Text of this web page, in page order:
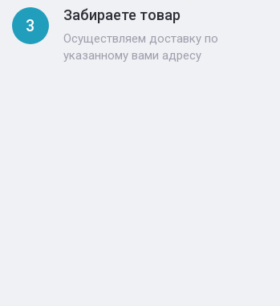
3
Забираете товар
Осуществляем доставку по
указанному вами адресу